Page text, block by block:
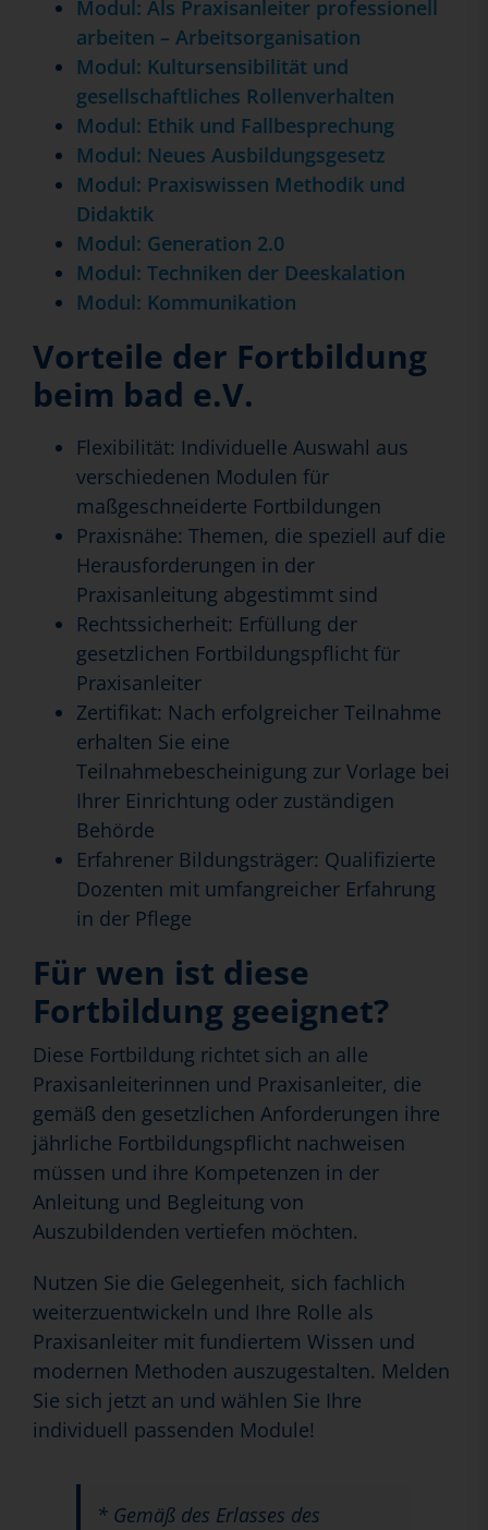
Modul: Als Praxisanleiter professionell
arbeiten – Arbeitsorganisation
Modul: Kultursensibilität und
gesellschaftliches Rollenverhalten
Modul: Ethik und Fallbesprechung
Modul: Neues Ausbildungsgesetz
Modul: Praxiswissen Methodik und
Didaktik
Modul: Generation 2.0
Modul: Techniken der Deeskalation
Modul: Kommunikation
Vorteile der Fortbildung
beim bad e.V.
Flexibilität: Individuelle Auswahl aus
verschiedenen Modulen für
maßgeschneiderte Fortbildungen
Praxisnähe: Themen, die speziell auf die
Herausforderungen in der
Praxisanleitung abgestimmt sind
Rechtssicherheit: Erfüllung der
gesetzlichen Fortbildungspflicht für
Praxisanleiter
Zertifikat: Nach erfolgreicher Teilnahme
erhalten Sie eine
Teilnahmebescheinigung zur Vorlage bei
Ihrer Einrichtung oder zuständigen
Behörde
Erfahrener Bildungsträger: Qualifizierte
Dozenten mit umfangreicher Erfahrung
in der Pflege
Für wen ist diese
Fortbildung geeignet?
Diese Fortbildung richtet sich an alle
Praxisanleiterinnen und Praxisanleiter, die
gemäß den gesetzlichen Anforderungen ihre
jährliche Fortbildungspflicht nachweisen
müssen und ihre Kompetenzen in der
Anleitung und Begleitung von
Auszubildenden vertiefen möchten.
Nutzen Sie die Gelegenheit, sich fachlich
weiterzuentwickeln und Ihre Rolle als
Praxisanleiter mit fundiertem Wissen und
modernen Methoden auszugestalten. Melden
Sie sich jetzt an und wählen Sie Ihre
individuell passenden Module!
* Gemäß des Erlasses des